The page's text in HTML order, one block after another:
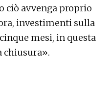
ciò avvenga proprio
investimenti sulla
mesi, in questa
chiusura».